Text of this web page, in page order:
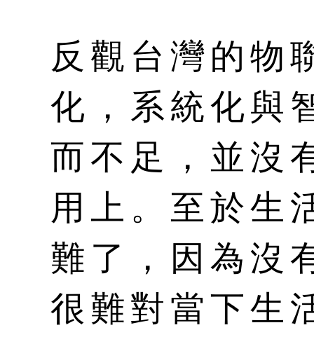
反觀台灣的物
化，系統化與
而不足，並沒
用上。至於生
難了，因為沒
很難對當下生